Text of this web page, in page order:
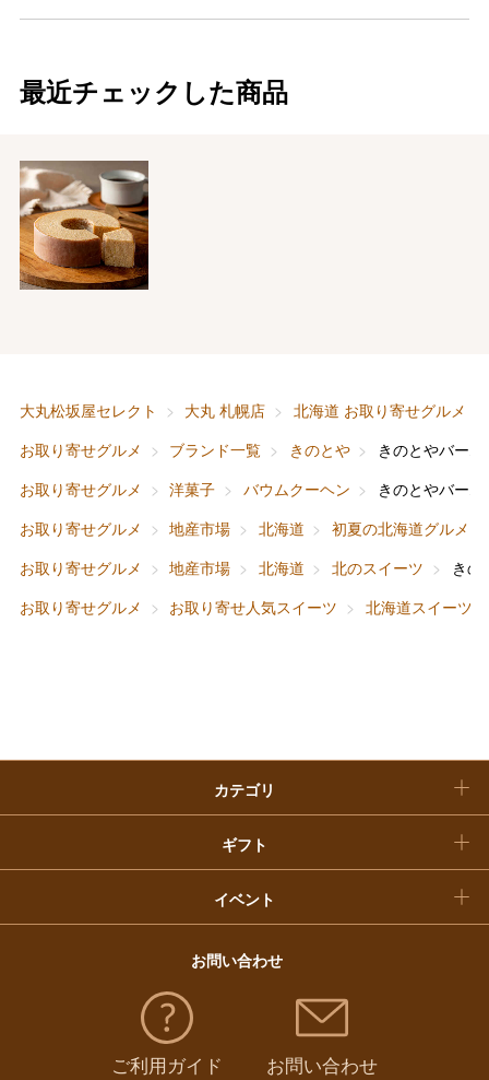
最近チェックした商品
大丸松坂屋セレクト 大丸 札幌店
北海道 お取り寄せグルメ
お取り寄せグルメ
ブランド一覧 きのとや
きのとやバー
お取り寄せグルメ
洋菓子 バウムクーヘン
きのとやバー
お取り寄せグルメ
地産市場 北海道
初夏の北海道グルメ
お取り寄せグルメ
地産市場 北海道 北のスイーツ
きの
お取り寄せグルメ
お取り寄せ人気スイーツ 北海道スイーツ
カテゴリ
ファッション
ホーム＆インテリア
ベビー＆キッズ
ギフト
出産内祝い
結婚内祝い
お香典返し
快気祝い
イベント
母の日
父の日
お中元
敬老の日
福袋
お問い合わせ
ご利用ガイド お問い合わせ